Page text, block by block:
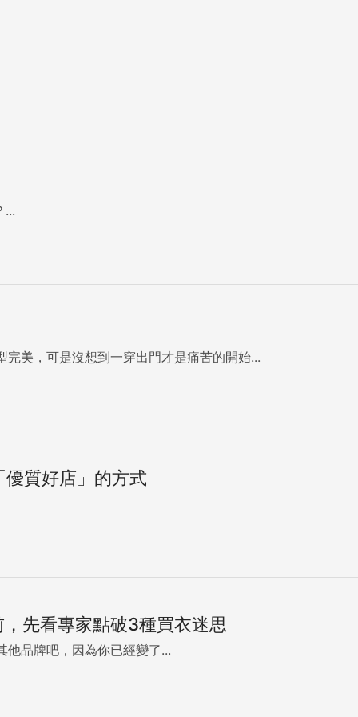
...
完美，可是沒想到一穿出門才是痛苦的開始...
質好店」的方式
先看專家點破3種買衣迷思
他品牌吧，因為你已經變了...